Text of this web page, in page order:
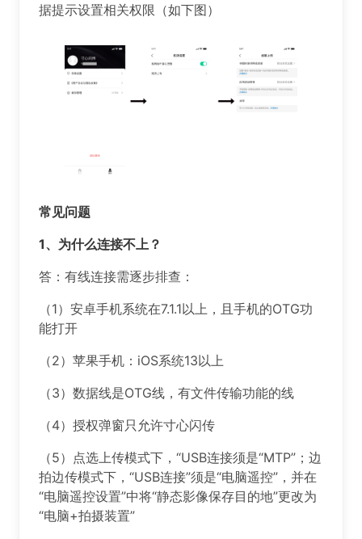
据提示设置相关权限（如下图）
常见问题
️️️1、为什么连接不上？
答：有线连接需逐步排查：
（1）安卓手机系统在7.1.1以上，且手机的OTG功
能打开
（2）苹果手机：iOS系统13以上
（3）数据线是OTG线，有文件传输功能的线
（4）授权弹窗只允许寸心闪传
（5）点选上传模式下，“USB连接须是“MTP”；边
拍边传模式下，“USB连接”须是“电脑遥控”，并在
“电脑遥控设置”中将“静态影像保存目的地”更改为
“电脑+拍摄装置”